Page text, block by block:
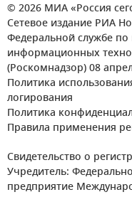
© 2026 МИА «Россия
Сетевое издание РИА
Федеральной службе по
информационных
(Роскомнадзор) 08
Политика
логирования
Политика
Правила применения
Свидетельство о
Учредитель:
предприятие